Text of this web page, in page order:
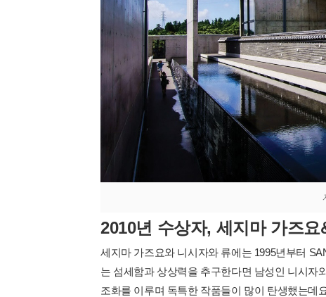
2010년 수상자, 세지마 가즈
세지마 가즈요와 니시자와 류에는 1995년부터
는 섬세함과 상상력을 추구한다면 남성인 니시자
조화를 이루며 독특한 작품들이 많이 탄생했는데